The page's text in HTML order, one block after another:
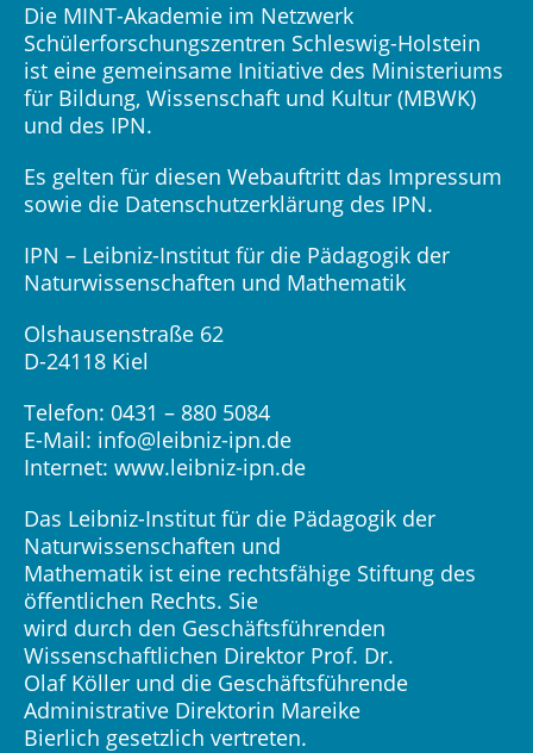
Die MINT-Akademie im Netzwerk
Schülerforschungszentren Schleswig-Holstein
ist eine gemeinsame Initiative des Ministeriums
für Bildung, Wissenschaft und Kultur (MBWK)
und des IPN.
Es gelten für diesen Webauftritt das Impressum
sowie die Datenschutzerklärung des IPN.
IPN – Leibniz-Institut für die Pädagogik der
Naturwissenschaften und Mathematik
Olshausenstraße 62
D-24118 Kiel
Telefon: 0431 – 880 5084
E-Mail: info@leibniz-ipn.de
Internet: www.leibniz-ipn.de
Das Leibniz-Institut für die Pädagogik der
Naturwissenschaften und
Mathematik ist eine rechtsfähige Stiftung des
öffentlichen Rechts. Sie
wird durch den Geschäftsführenden
Wissenschaftlichen Direktor Prof. Dr.
Olaf Köller und die Geschäftsführende
Administrative Direktorin Mareike
Bierlich gesetzlich vertreten.